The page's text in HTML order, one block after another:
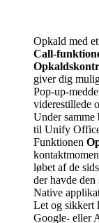
Opkald med
Call-
giver dig
Pop-up-
viderestillede
Under
til Unify
Funktionen
løbet af de
der havde den
Native
Let og sikkert
Google- eller